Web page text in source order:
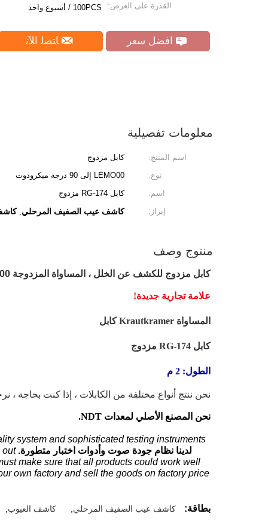
القدرة على العرض: 100PCS / أسبوع واحد
افضل سعر ﺎﺘﺼﻟ ﺍﻶﻧ
معلومات تفصيلية
اسم المنتج: كابل مزدوج
نوع:
LEMO00 إلى 90 درجة ميكرودوت
اسم:
كابل RG-174 مزدوج
إبراز:
كاشف عيب الصفيف المرحلي,
منتوج وصف
كابل مزدوج للكشف عن الخلل ، المساواة المزدوجة lemo00 إلى 90 درجة microdot
علامة تجارية جديدة!
المساواة Krautkramer كابل
كابل RG-174 مزدوج
الطول: 2 م
نحن ننتج أنواع مختلفة من الكابلات ، إذا كنت بحاجة ،
نحن المصنع الأصلي لمعدات NDT.
system and sophisticated testing instruments.
لدينا نظام جودة صوت وأدوات اختبار متطورة.
make sure that all products could work well.
own factory and sell the goods on factory price.
بطاقة: كاشف عيب الصفيف المرحلي كاشف العيوب